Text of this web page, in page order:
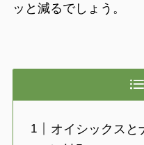
ッと減るでしょう。
オイシックスと